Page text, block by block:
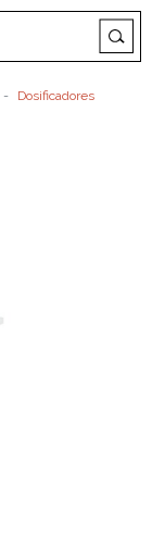
Dosificadores